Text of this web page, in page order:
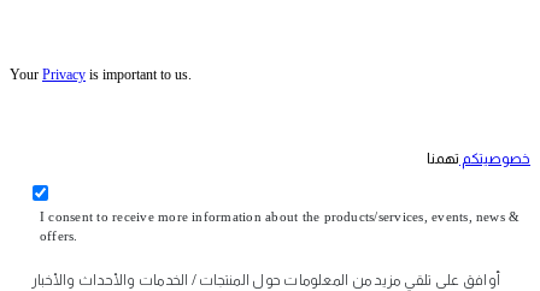
Your Privacy is important to us.
خصوصيتكم تهمنا
I consent to receive more information about the products/services, events, news &
offers.
أوافق على تلقي مزيد من المعلومات حول المنتجات / الخدمات والأحداث والأخبار